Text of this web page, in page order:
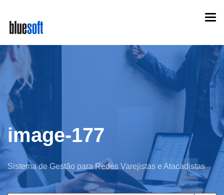
main
content
image-177
Sistema de Gestão para Redes Varejistas e Atacadistas